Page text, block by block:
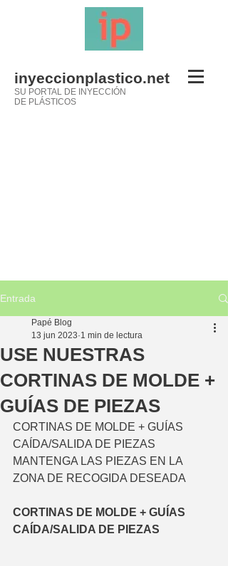
inyeccionplastico.net
SU PORTAL DE INYECCIÓN
DE PLÁSTICOS
Entrada
USE NUESTRAS
CORTINAS DE MOLDE +
GUÍAS DE PIEZAS
Papé Blog
13 jun 2023 1 min de lectura
CORTINAS DE MOLDE + GUÍAS
CAÍDA/SALIDA DE PIEZAS
MANTENGA LAS PIEZAS EN LA
ZONA DE RECOGIDA DESEADA
CORTINAS DE MOLDE + GUÍAS
CAÍDA/SALIDA DE PIEZAS